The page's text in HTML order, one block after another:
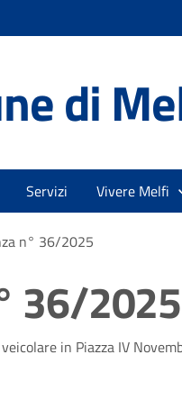
di
Servizi Vivere Melfi
n° 36/2025
36/2025
in Piazza IV